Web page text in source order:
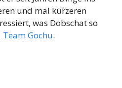
und mal kürzeren
was Dobschat so
Team Gochu.